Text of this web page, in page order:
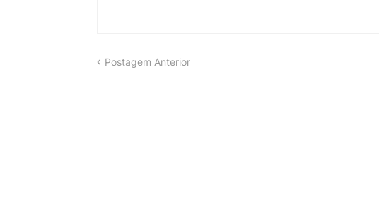
Postagem Anterior